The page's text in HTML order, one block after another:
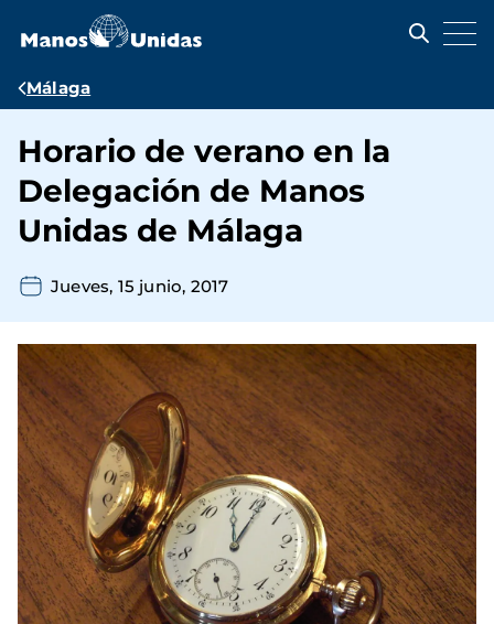
contenido
Ruta
navegación
Málaga
Horario de verano en la
Delegación de Manos
Unidas de Málaga
Jueves, 15 junio, 2017